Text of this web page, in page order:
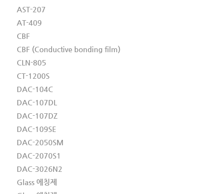
AST-207
AT-409
CBF
CBF (Conductive bonding film)
CLN-805
CT-1200S
DAC-104C
DAC-107DL
DAC-107DZ
DAC-109SE
DAC-2050SM
DAC-2070S1
DAC-3026N2
Glass 에칭제